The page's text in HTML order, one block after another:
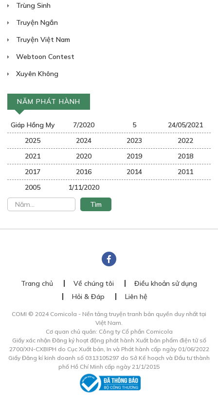
Trùng Sinh
Truyện Ngắn
Truyện Việt Nam
Webtoon Contest
Xuyên Không
NĂM PHÁT HÀNH
Giáp Hồng My 7/2020 5
24/05/2021
2025
2024 2023
2022
2021
2020 2019
2018
2017
2016 2014
2011
2005
1/11/2020
Trang chủ Về chúng tôi
Điều khoản sử dụng
Hỏi & Đáp
Liên hệ
COMI © 2024 Comicola - Nền tảng truyện tranh bản quyền duy nhất tại
Việt Nam.
Cơ quan chủ quản: Công ty Cổ phần Comicola
Giấy xác nhận Đăng ký hoạt động phát hành Xuất bản phẩm điện tử số
2700/XN-CXBIPH do Cục Xuất bản, In và Phát hành cấp ngày 01/06/2022
Giấy Đăng kí kinh doanh số 0313105297 do Sở Kế hoạch và Đầu tư thành
phố Hồ Chí Minh cấp ngày 21/1/2015